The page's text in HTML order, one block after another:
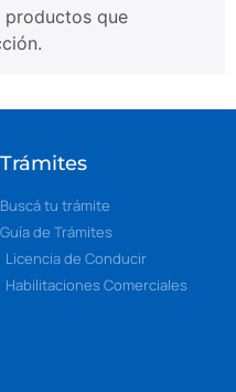
productos que
Trámites
Buscá tu trámite
Guía de Trámites
Licencia de Conducir
Habilitaciones Comerciales